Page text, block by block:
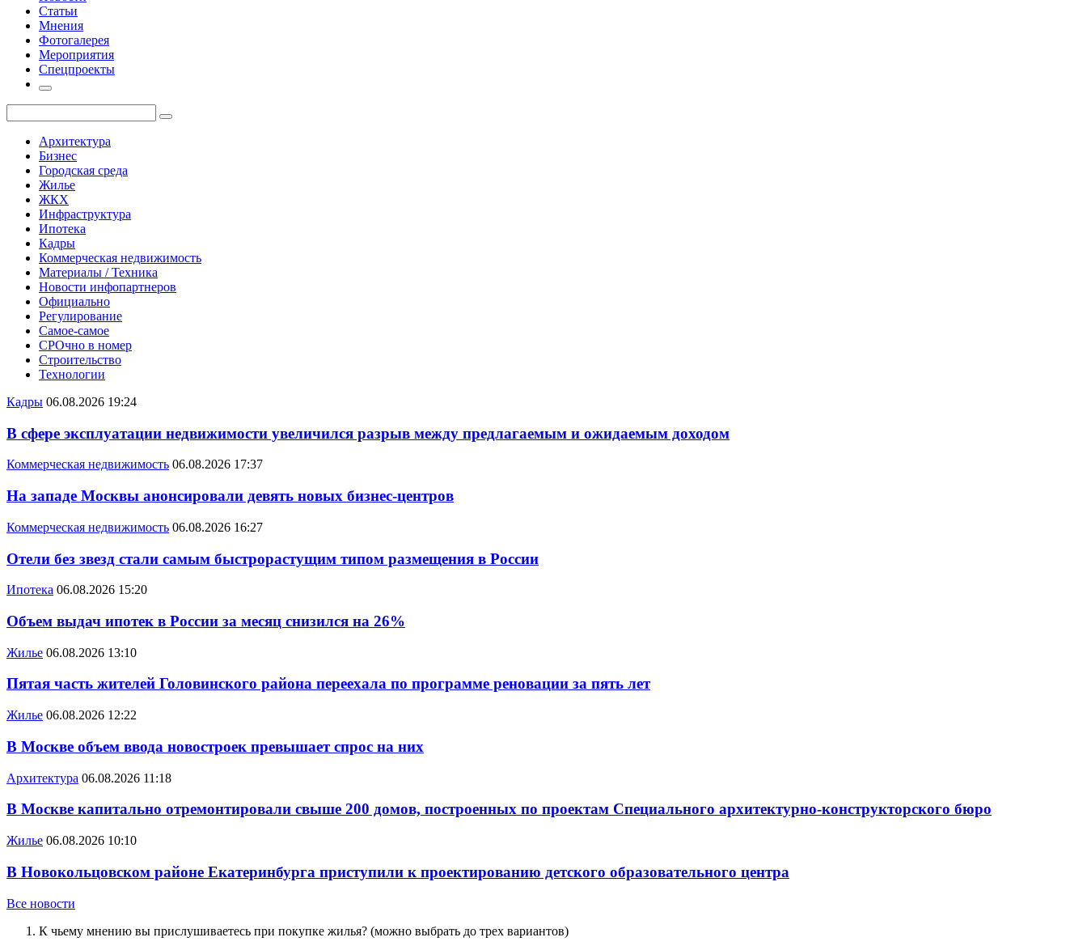
Статьи
Мнения
Фотогалерея
Мероприятия
Спецпроекты
Архитектура
Бизнес
Городская среда
Жилье
ЖКХ
Инфраструктура
Ипотека
Кадры
Коммерческая недвижимость
Материалы / Техника
Новости инфопартнеров
Официально
Регулирование
Самое-самое
СРОчно в номер
Строительство
Технологии
Кадры 06.08.2026 19:24
В сфере эксплуатации недвижимости увеличился разрыв между предлагаемым и ожидаемым доходом
Коммерческая недвижимость 06.08.2026 17:37
На западе Москвы анонсировали девять новых бизнес-центров
Коммерческая недвижимость 06.08.2026 16:27
Отели без звезд стали самым быстрорастущим типом размещения в России
Ипотека 06.08.2026 15:20
Объем выдач ипотек в России за месяц снизился на 26%
Жилье 06.08.2026 13:10
Пятая часть жителей Головинского района переехала по программе реновации за пять лет
Жилье 06.08.2026 12:22
В Москве объем ввода новостроек превышает спрос на них
Архитектура 06.08.2026 11:18
В Москве капитально отремонтировали свыше 200 домов, построенных по проектам Специального архитектурно-конструкторского бюро
Жилье 06.08.2026 10:10
В Новокольцовском районе Екатеринбурга приступили к проектированию детского образовательного центра
Все новости
К чьему мнению вы прислушиваетесь при покупке жилья? (можно выбрать до трех вариантов)